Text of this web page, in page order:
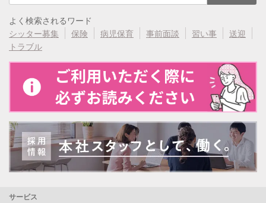
よく検索されるワード
シッター募集
保険 病児保育 事前面談 習い事
送迎
トラブル
サービス